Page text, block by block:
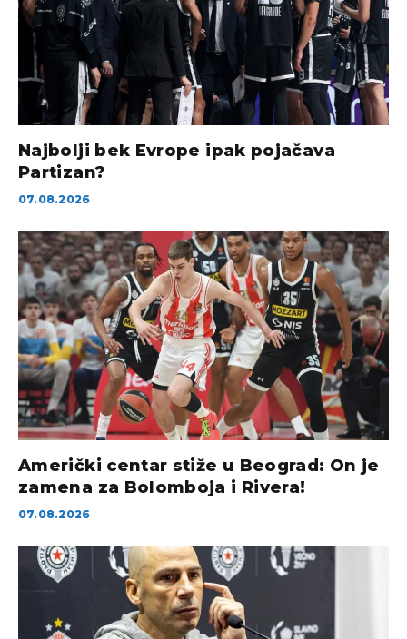
Najbolji bek Evrope ipak pojačava
Partizan?
07.08.2026
Američki centar stiže u Beograd: On je
zamena za Bolomboja i Rivera!
07.08.2026